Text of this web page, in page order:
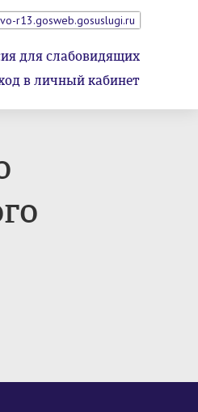
r13.gosweb.gosuslugi.ru
для слабовидящих
в личный кабинет